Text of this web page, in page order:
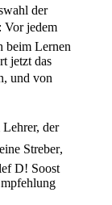
der
Vor jedem
beim Lernen
jetzt das
und von
Lehrer, der
Streber,
D! Soost